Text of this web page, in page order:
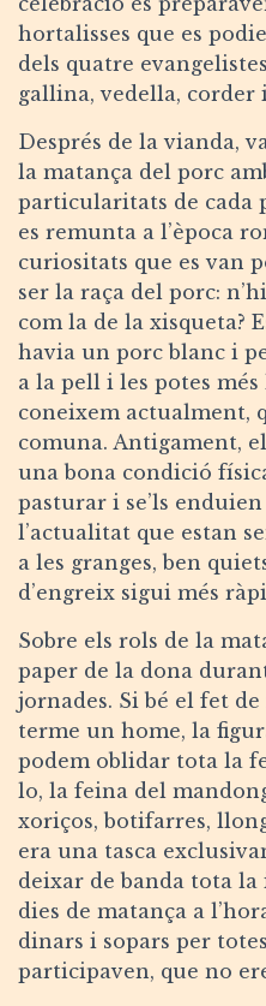
hortalisses que es
dels quatre
gallina, vedella, corder
Després de la vianda,
la matança del porc
particularitats de cada
es remunta a l’època
curiositats que es van
ser la raça del porc:
com la de la xisqueta?
havia un porc blanc i
a la pell i les potes
coneixem actualment,
comuna. Antigament,
una bona condició
pasturar i se’ls
l’actualitat que estan
a les granges, ben
d’engreix sigui més
Sobre els rols de la
paper de la dona
jornades. Si bé el fet
terme un home, la
podem oblidar tota la
lo, la feina del
xoriços, botifarres,
era una tasca
deixar de banda tota
dies de matança a
dinars i sopars per
participaven, que no